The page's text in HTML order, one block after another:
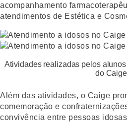
acompanhamento
atendimentos de Estética e
Atividades realizadas pelos
do Caige
Além das atividades, o Caige
comemoração e
convivência entre pessoas